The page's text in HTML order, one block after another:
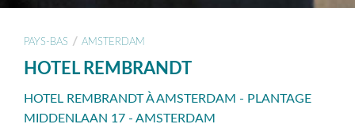
PAYS-BAS / AMSTERDAM
HOTEL REMBRANDT
HOTEL REMBRANDT À AMSTERDAM - PLANTAGE
MIDDENLAAN 17 - AMSTERDAM